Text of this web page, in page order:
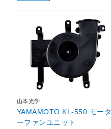
山本光学
YAMAMOTO KL-550 モータ
ーファンユニット